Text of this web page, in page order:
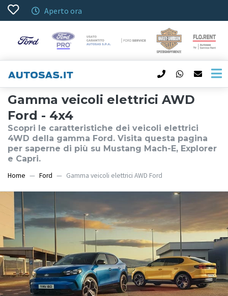
Aperto ora
Gamma veicoli elettrici AWD
Ford - 4x4
Scopri le caratteristiche dei veicoli elettrici
4WD della gamma Ford. Visita questa pagina
per saperne di più su Mustang Mach-E, Explorer
e Capri.
Home Ford Gamma veicoli elettrici AWD Ford